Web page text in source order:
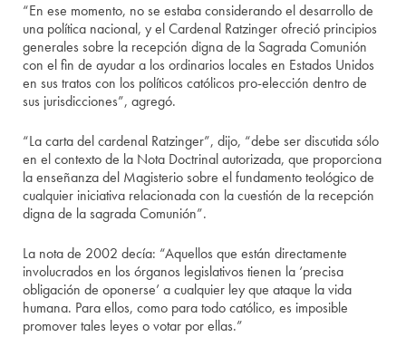
“En ese momento, no se estaba considerando el desarrollo de
una política nacional, y el Cardenal Ratzinger ofreció principios
generales sobre la recepción digna de la Sagrada Comunión
con el fin de ayudar a los ordinarios locales en Estados Unidos
en sus tratos con los políticos católicos pro-elección dentro de
sus jurisdicciones”, agregó.
“La carta del cardenal Ratzinger”, dijo, “debe ser discutida sólo
en el contexto de la Nota Doctrinal autorizada, que proporciona
la enseñanza del Magisterio sobre el fundamento teológico de
cualquier iniciativa relacionada con la cuestión de la recepción
digna de la sagrada Comunión”.
La nota de 2002 decía: “Aquellos que están directamente
involucrados en los órganos legislativos tienen la ‘precisa
obligación de oponerse’ a cualquier ley que ataque la vida
humana. Para ellos, como para todo católico, es imposible
promover tales leyes o votar por ellas.”